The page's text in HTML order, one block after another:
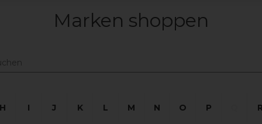
Marken shoppen
H I J K L M N O P R